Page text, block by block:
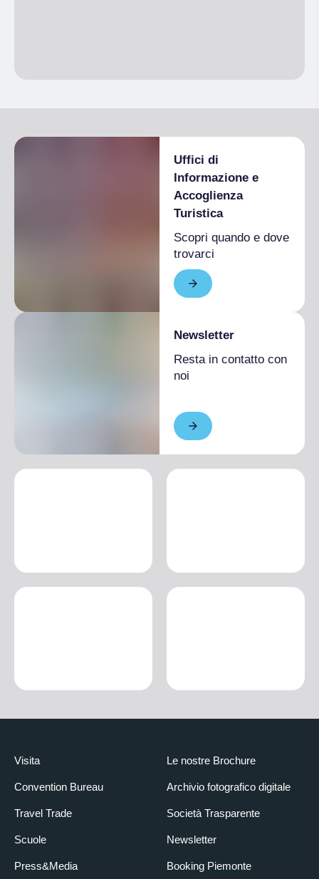
Uffici di
Informazione e
Accoglienza
Turistica
Scopri quando e dove
trovarci
Newsletter
Resta in contatto con
noi
Visita
Convention Bureau
Travel Trade
Scuole
Press&Media
Le nostre Brochure
Archivio fotografico digitale
Società Trasparente
Newsletter
Booking Piemonte